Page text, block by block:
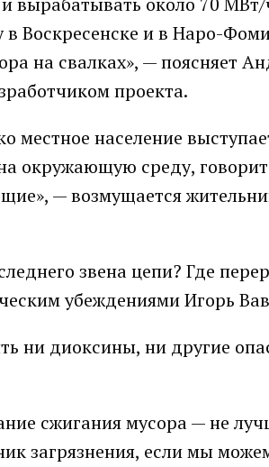
Воскресенске и в Наро-
на свалках», — поясняет
проекта.
местное население
окружающую среду,
— возмущается
звена цепи? Где
убеждениями Игорь
ни диоксины, ни другие
сжигания мусора — не
загрязнения, если мы